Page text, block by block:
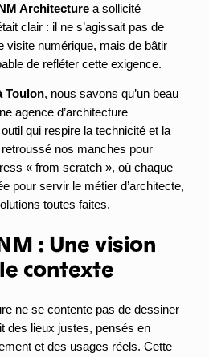
Architecturea sollicité
clair : il ne s’agissait pas de
visite numérique, mais de bâtir
de refléter cette exigence.
Toulon, nous savons qu’un beau
agence d’architecture
qui respire la technicité et la
nos manches pour
« from scratch », où chaque
pour servir le métier d’architecte,
toutes faites.
: Une vision
contexte
ne se contente pas de dessiner
des lieux justes, pensés en
et des usages réels. Cette